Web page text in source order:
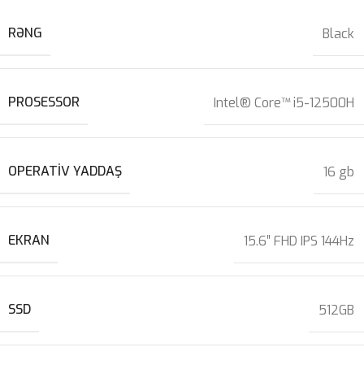
RƏNG Black
PROSESSOR Intel® Core™ i5-12500H
OPERATIV YADDAŞ 16 gb
EKRAN 15.6″ FHD IPS 144Hz
SSD 512GB